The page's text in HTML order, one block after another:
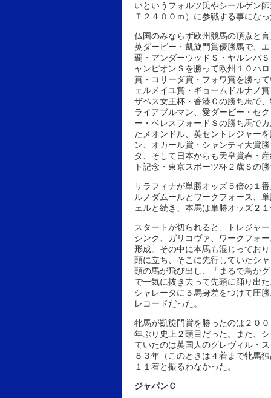
いというフォルツ氏やシールゲン
Ｔ２４００ｍ）に参戦する事にな
仏国のみならず欧州競馬の頂点と
英ダービー・凱旋門賞優勝馬で、
覇・アンダーウッドＳ・ヤルンバ
ャンピオンＳを勝って欧州１０ハ
賞・コリーダ賞・フォワ賞を勝っ
ェルメイユ賞・ギョームドルナノ
ザベス女王杯・香港Ｃの勝ち馬で
ライアブルマン、愛ダービー・セ
ー・ベレスフォードＳの勝ち馬で
たメオンドル、英セントレジャー
ン、オカール賞・シャンティ大賞
タ、そして日本からも天皇賞春・
ト記念・東京スポーツ杯２歳Ｓの
サラフィナが単勝オッズ５倍の１
ルノダムールとワークフォース、
ェルと続き、本馬は単勝オッズ２
スタートが切られると、トレジャ
シンク、ガリコヴァ、ワークフォ
形成。その中に本馬も混じってお
頭に立ち、そこに先行していたシ
頭の馬が飛び出し、「まるで鳥か
で一気に抜き去って先頭に踊り出
シャレータに５馬身差をつけて圧
レコードだった。
牝馬が凱旋門賞を勝ったのは２０
年ぶり史上２頭目だった。また、
ていたのは英国人のグレヴィル・
８３年（このときは４着まで牝馬
１１着と振るわなかった。
ジャパンＣ